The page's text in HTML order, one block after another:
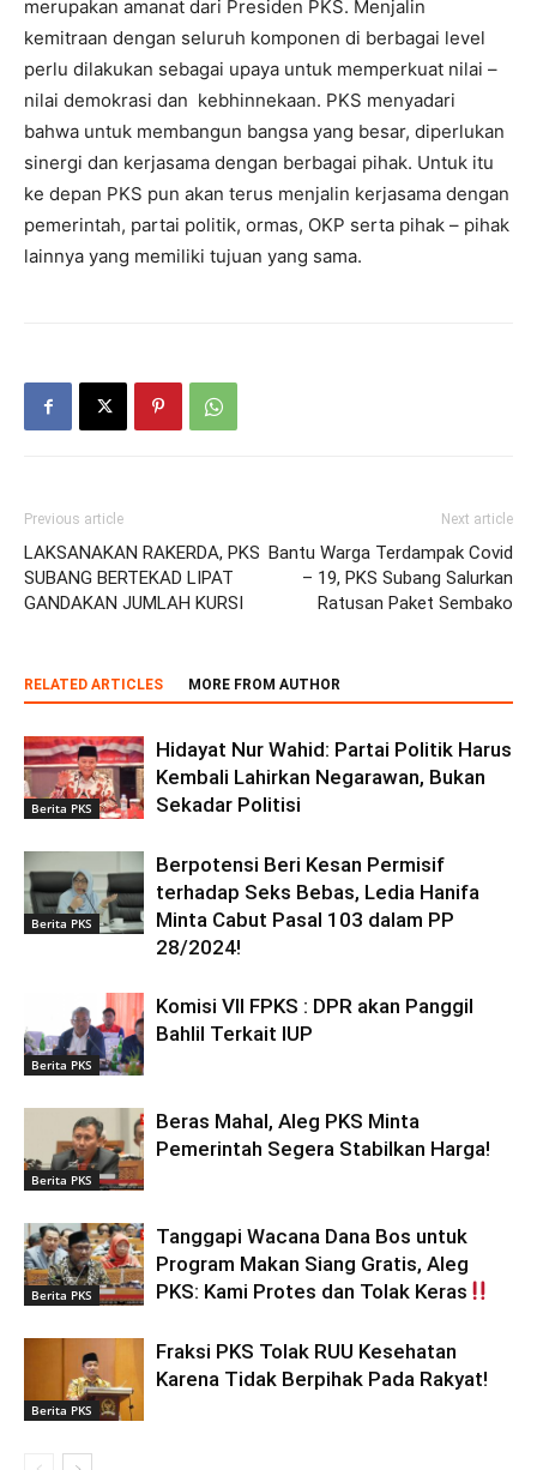
merupakan amanat dari Presiden PKS. Menjalin
kemitraan dengan seluruh komponen di berbagai level
perlu dilakukan sebagai upaya untuk memperkuat nilai –
nilai demokrasi dan kebhinnekaan. PKS menyadari
bahwa untuk membangun bangsa yang besar, diperlukan
sinergi dan kerjasama dengan berbagai pihak. Untuk itu
ke depan PKS pun akan terus menjalin kerjasama dengan
pemerintah, partai politik, ormas, OKP serta pihak – pihak
lainnya yang memiliki tujuan yang sama.
Previous article
LAKSANAKAN RAKERDA, PKS
SUBANG BERTEKAD LIPAT
GANDAKAN JUMLAH KURSI
Next article
Bantu Warga Terdampak Covid
– 19, PKS Subang Salurkan
Ratusan Paket Sembako
RELATED ARTICLES MORE FROM AUTHOR
Berita PKS
Hidayat Nur Wahid: Partai Politik Harus
Kembali Lahirkan Negarawan, Bukan
Sekadar Politisi
Berita PKS
Berpotensi Beri Kesan Permisif
terhadap Seks Bebas, Ledia Hanifa
Minta Cabut Pasal 103 dalam PP
28/2024!
Berita PKS
Komisi VII FPKS : DPR akan Panggil
Bahlil Terkait IUP
Berita PKS
Beras Mahal, Aleg PKS Minta
Pemerintah Segera Stabilkan Harga!
Berita PKS
Tanggapi Wacana Dana Bos untuk
Program Makan Siang Gratis, Aleg
PKS: Kami Protes dan Tolak Keras
Berita PKS
Fraksi PKS Tolak RUU Kesehatan
Karena Tidak Berpihak Pada Rakyat!